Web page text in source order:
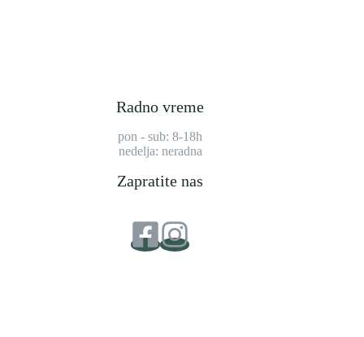
Radno vreme
pon - sub: 8-18h
nedelja: neradna
Zapratite nas